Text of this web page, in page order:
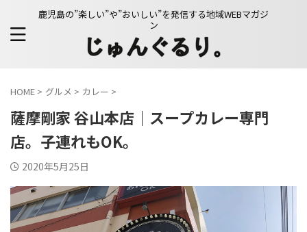
鹿児島の”楽しい”や”おいしい”を発信する地域WEBマガジ
ン
HOME > グルメ > カレー >
薩摩剛家 谷山本店｜スープカレー専門
店。子連れもOK。
2020年5月25日